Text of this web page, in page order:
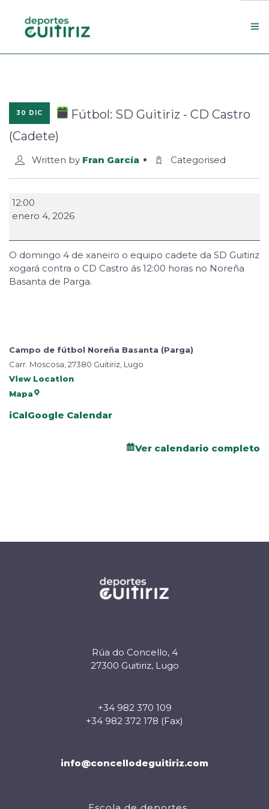
Actualidade
Contacto
Concello
30 DIC
Fútbol: SD Guitiriz - CD Castro
(Cadete)
Written by Fran García Categorised
12:00
enero 4, 2026
O domingo 4 de xaneiro o equipo cadete da SD Guitiriz
xogará contra o CD Castro ás 12:00 horas no Noreña
Basanta de Parga.
Campo de fútbol Noreña Basanta (Parga)
Carr. Moscosa, 27380 Guitiriz, Lugo
View Location
Mapa
iCalGoogle Calendar
Ver calendario completo
Rúa do Concello, 4
27300 Guitiriz, Lugo
+34 982 370 109
+34 982 372 178 (Fax)
info@concellodeguitiriz.com